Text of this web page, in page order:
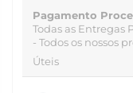
Pagamento
Todas as Entregas
- Todos os nossos
Úteis